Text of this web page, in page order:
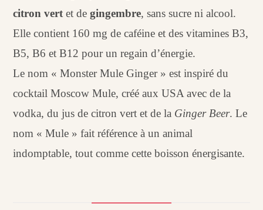
citron vert et degingembre, sans sucre ni alcool.
Elle contient 160 mg de caféine et des vitamines B3,
B5, B6 et B12 pour un regain d’énergie.
Le nom « Monster Mule Ginger » est inspiré du
cocktail Moscow Mule, créé aux USA avec de la
vodka, du jus de citron vert et de la Ginger Beer. Le
nom « Mule » fait référence à un animal
indomptable, tout comme cette boisson énergisante.